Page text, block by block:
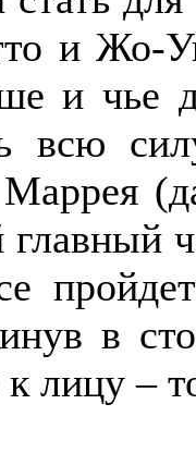
и Жо-
и чье
всю
в
лицу –